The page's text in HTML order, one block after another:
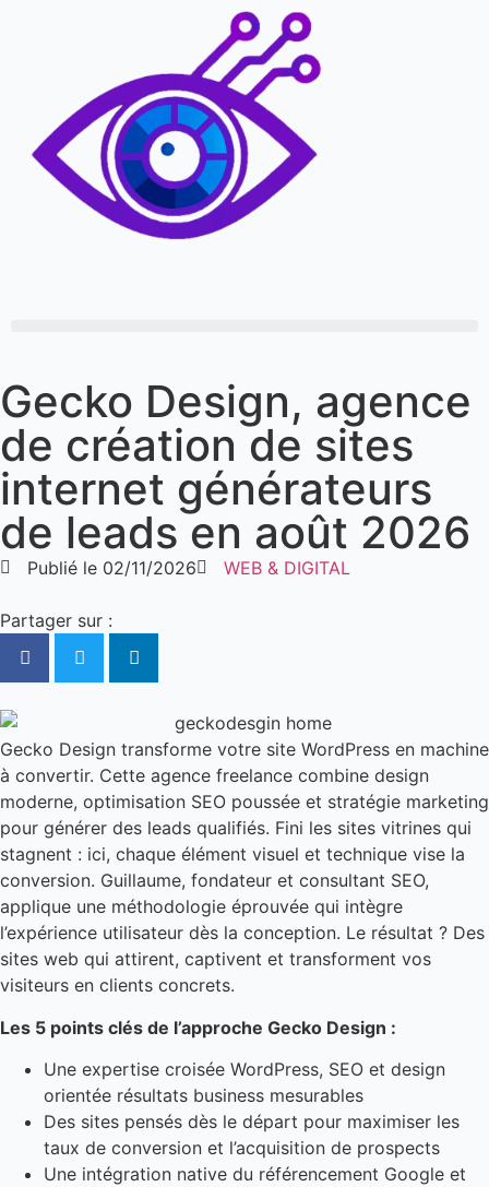
Gecko Design, agence
de création de sites
internet générateurs
de leads en août 2026
Publié le 02/11/2026 WEB & DIGITAL
Partager sur :
Gecko Design transforme votre site WordPress en machine
à convertir. Cette agence freelance combine design
moderne, optimisation SEO poussée et stratégie marketing
pour générer des leads qualifiés. Fini les sites vitrines qui
stagnent : ici, chaque élément visuel et technique vise la
conversion. Guillaume, fondateur et consultant SEO,
applique une méthodologie éprouvée qui intègre
l’expérience utilisateur dès la conception. Le résultat ? Des
sites web qui attirent, captivent et transforment vos
visiteurs en clients concrets.
Les 5 points clés de l’approche Gecko Design :
Une expertise croisée WordPress, SEO et design
orientée résultats business mesurables
Des sites pensés dès le départ pour maximiser les
taux de conversion et l’acquisition de prospects
Une intégration native du référencement Google et